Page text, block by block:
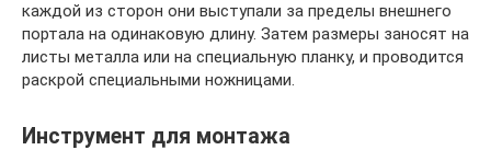
каждой из сторон они выступали за пределы внешнего
портала на одинаковую длину. Затем размеры заносят на
листы металла или на специальную планку, и проводится
раскрой специальными ножницами.
Инструмент для монтажа